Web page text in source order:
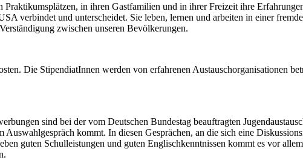
in ihren Gastfamilien und in ihrer Freizeit ihre
verbindet und unterscheidet. Sie leben, lernen und arbeiten in einer
zwischen unseren Bevölkerungen.
Die StipendiatInnen werden von erfahrenen Austauschorganisationen
sind bei der vom Deutschen Bundestag beauftragten
kommt. In diesen Gesprächen, an die sich eine
guten Schulleistungen und guten Englischkenntnissen kommt es vor